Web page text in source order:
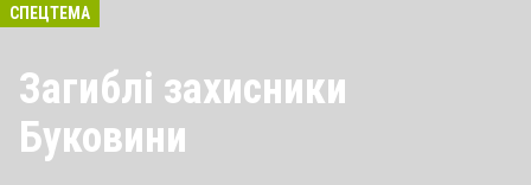
СПЕЦТЕМА
Загиблі захисники
Буковини